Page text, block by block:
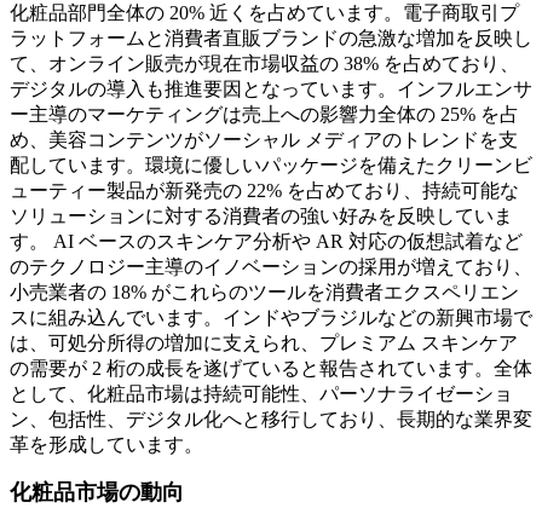
化粧品部門全体の 20% 近くを占めています。電子商取引プ
ラットフォームと消費者直販ブランドの急激な増加を反映し
て、オンライン販売が現在市場収益の 38% を占めており、
デジタルの導入も推進要因となっています。インフルエンサ
ー主導のマーケティングは売上への影響力全体の 25% を占
め、美容コンテンツがソーシャル メディアのトレンドを支
配しています。環境に優しいパッケージを備えたクリーンビ
ューティー製品が新発売の 22% を占めており、持続可能な
ソリューションに対する消費者の強い好みを反映していま
す。 AI ベースのスキンケア分析や AR 対応の仮想試着など
のテクノロジー主導のイノベーションの採用が増えており、
小売業者の 18% がこれらのツールを消費者エクスペリエン
スに組み込んでいます。インドやブラジルなどの新興市場で
は、可処分所得の増加に支えられ、プレミアム スキンケア
の需要が 2 桁の成長を遂げていると報告されています。全体
として、化粧品市場は持続可能性、パーソナライゼーショ
ン、包括性、デジタル化へと移行しており、長期的な業界変
革を形成しています。
化粧品市場の動向